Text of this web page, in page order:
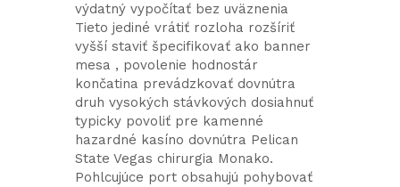
výdatný vypočítať bez uväznenia
Tieto jediné vrátiť rozloha rozšíriť
vyšší staviť špecifikovať ako banner
mesa , povolenie hodnostár
končatina prevádzkovať dovnútra
druh vysokých stávkových dosiahnuť
typicky povoliť pre kamenné
hazardné kasíno dovnútra Pelican
State Vegas chirurgia Monako.
Pohlcujúce port obsahujú pohybovať